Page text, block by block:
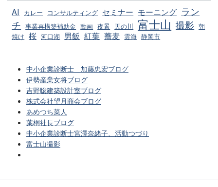
AI カレー コンサルティング セミナー モーニング ラン
チ 事業再構築補助金 動画 夜景 天の川 富士山 撮影 朝
焼け 桜 河口湖 男飯 紅葉 蕎麦 雲海 静岡市
中小企業診断士 加藤忠宏ブログ
伊勢産業女将ブログ
吉野聡建築設計室ブログ
株式会社望月商会ブログ
あめつち菜人
葉桐社長ブログ
中小企業診断士宮澤奈緒子、活動つづり
富士山撮影